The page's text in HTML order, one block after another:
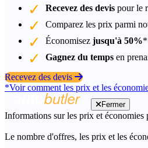
Recevez des devis pour le
Comparez les prix parmi
Économisez jusqu'à 50%*
Gagnez du temps en
Recevez des devis
*Voir comment les prix et les
Fermer
Informations sur les prix et économies
Le nombre d'offres, les prix et les